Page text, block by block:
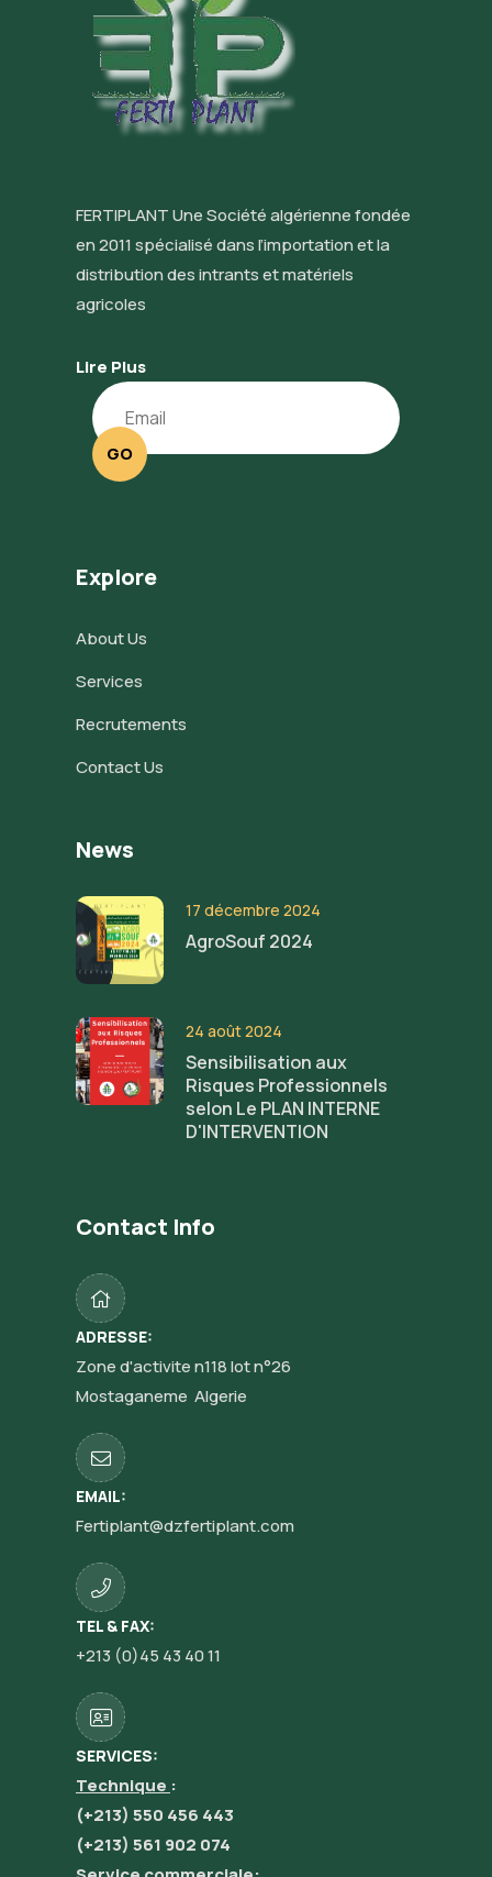
FERTIPLANT Une Société algérienne fondée
en 2011 spécialisé dans l’importation et la
distribution des intrants et matériels
agricoles
Lire Plus
GO
Explore
About Us
Services
Recrutements
Contact Us
News
17 décembre 2024
AgroSouf 2024
24 août 2024
Sensibilisation aux
Risques Professionnels
selon Le PLAN INTERNE
D'INTERVENTION
Contact Info
ADRESSE:
Zone d'activite n118 lot n°26
Mostaganeme Algerie
EMAIL:
Fertiplant@dzfertiplant.com
TEL & FAX:
+213 (0)45 43 40 11
SERVICES:
Technique :
(+213) 550 456 443
(+213) 561 902 074